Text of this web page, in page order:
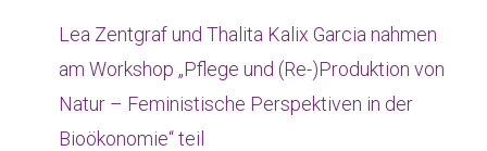
Lea Zentgraf und Thalita Kalix Garcia nahmen
am Workshop „Pflege und (Re-)Produktion von
Natur – Feministische Perspektiven in der
Bioökonomie“ teil